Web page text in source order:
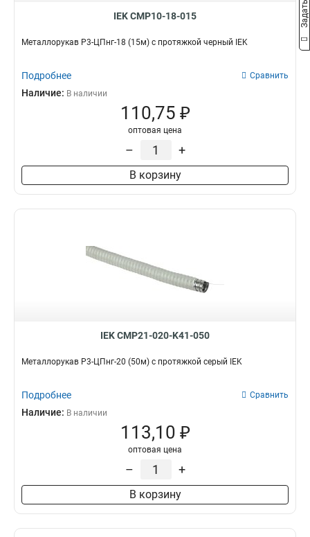
IEK CMP10-18-015
Металлорукав Р3-ЦПнг-18 (15м) с протяжкой черный IEK
Подробнее Сравнить
Наличие: В наличии
110,75 ₽
оптовая цена
– +
В корзину
IEK CMP21-020-K41-050
Металлорукав Р3-ЦПнг-20 (50м) с протяжкой серый IEK
Подробнее Сравнить
Наличие: В наличии
113,10 ₽
оптовая цена
– +
В корзину